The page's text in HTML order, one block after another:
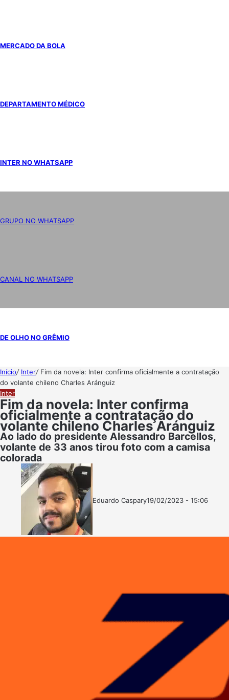
MERCADO DA BOLA
DEPARTAMENTO MÉDICO
INTER NO WHATSAPP
GRUPO NO WHATSAPP
CANAL NO WHATSAPP
DE OLHO NO GRÊMIO
Início/ Inter/ Fim da novela: Inter confirma oficialmente a contratação
do volante chileno Charles Aránguiz
Inter
Fim da novela: Inter confirma
oficialmente a contratação do
volante chileno Charles Aránguiz
Ao lado do presidente Alessandro Barcellos,
volante de 33 anos tirou foto com a camisa
colorada
Eduardo CasparyFollow
Mande
19/02/2023 - 15:06